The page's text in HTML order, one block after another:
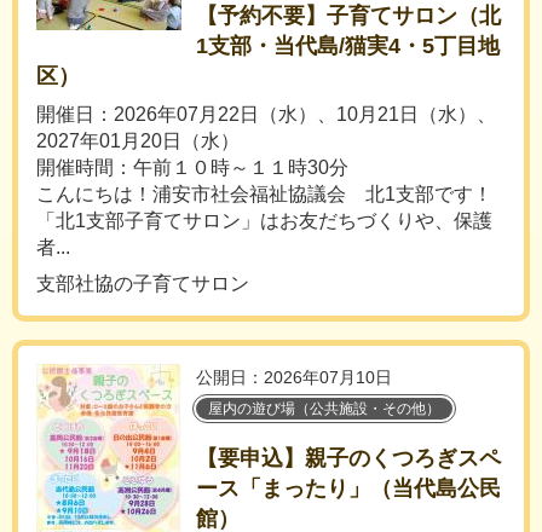
【予約不要】子育てサロン（北
1支部・当代島/猫実4・5丁目地
区）
開催日：2026年07月22日（水）、10月21日（水）、
2027年01月20日（水）
開催時間：午前１０時～１１時30分
こんにちは！浦安市社会福祉協議会 北1支部です！
「北1支部子育てサロン」はお友だちづくりや、保護
者...
支部社協の子育てサロン
公開日：2026年07月10日
屋内の遊び場（公共施設・その他）
【要申込】親子のくつろぎスペ
ース「まったり」（当代島公民
館）